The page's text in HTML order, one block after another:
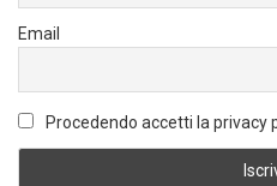
Email
Procedendo accetti la privacy